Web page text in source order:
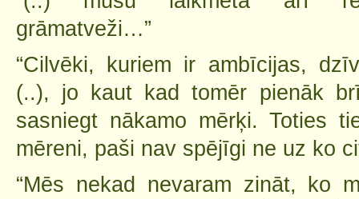
grāmatveži…”
“Cilvēki, kuriem ir ambīcijas,
(..), jo kaut kad tomēr pienāk
sasniegt nākamo mērķi. Toties
mēreni, paši nav spējīgi ne uz ko
“Mēs nekad nevaram zināt, ko